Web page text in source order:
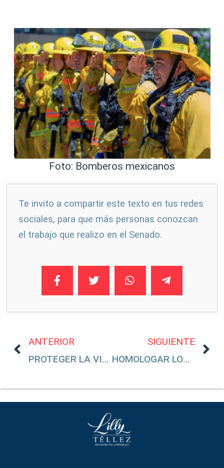
Foto: Bomberos mexicanos
Te invito a compartir este texto en tus redes
sociales, para que más personas conozcan
el trabajo que realizo en el Senado.
ANTERIOR
PROTEGER LA VIDA
SIGUIENTE
HOMOLOGAR LOS RECURSOS DE REVOCACIÓN Y NULIDAD